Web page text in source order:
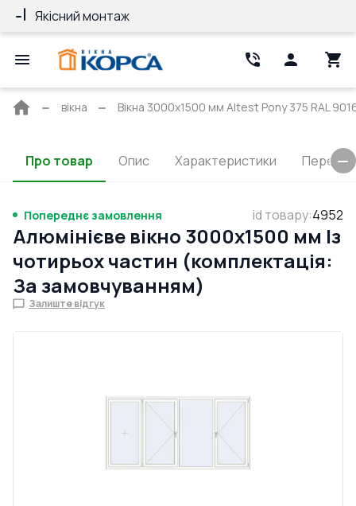
Якісний монтаж
Головна
вікна Вікна 3000x1500 мм Altest Pony 375 RAL
Про товар Опис Характеристики
Попереднє замовлення id товару:4952
Алюмінієве вікно 3000x1500 мм Із
чотирьох частин (комплектація:
За замовчуванням)
Залиште відгук